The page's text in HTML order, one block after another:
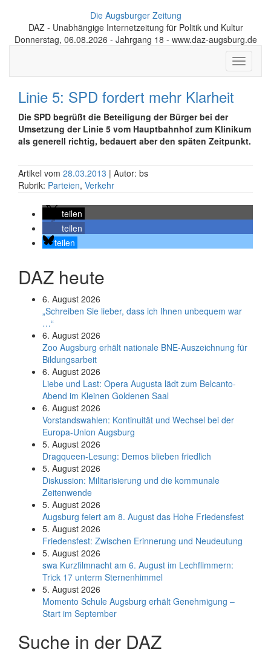
Die Augsburger Zeitung
DAZ - Unabhängige Internetzeitung für Politik und Kultur
Donnerstag, 06.08.2026 - Jahrgang 18 - www.daz-augsburg.de
Toggle
Linie 5: SPD fordert mehr Klarheit
Die SPD begrüßt die Beteiligung der Bürger bei der
Umsetzung der Linie 5 vom Hauptbahnhof zum Klinikum
als generell richtig, bedauert aber den späten Zeitpunkt.
Artikel vom 28.03.2013 | Autor: bs
Rubrik: Parteien, Verkehr
teilen
teilen
teilen
DAZ heute
6. August 2026
„Schreiben Sie lieber, dass ich Ihnen unbequem war
…“
6. August 2026
Zoo Augsburg erhält nationale BNE-Auszeichnung für
Bildungsarbeit
6. August 2026
Liebe und Last: Opera Augusta lädt zum Belcanto-
Abend im Kleinen Goldenen Saal
6. August 2026
Vorstandswahlen: Kontinuität und Wechsel bei der
Europa-Union Augsburg
5. August 2026
Dragqueen-Lesung: Demos blieben friedlich
5. August 2026
Diskussion: Mi­li­ta­ri­sie­rung und die kommunale
Zeitenwende
5. August 2026
Augsburg feiert am 8. August das Hohe Friedensfest
5. August 2026
Friedensfest: Zwischen Erinnerung und Neudeutung
5. August 2026
swa Kurz­film­nacht am 6. August im Lech­flim­mern:
Trick 17 unterm Sternen­himmel
5. August 2026
Momento Schule Augsburg erhält Genehmigung –
Start im September
Suche in der DAZ